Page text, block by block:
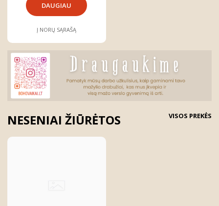
DAUGIAU
Į NORŲ SĄRAŠĄ
NESENIAI ŽIŪRĖTOS VISOS PREKĖS